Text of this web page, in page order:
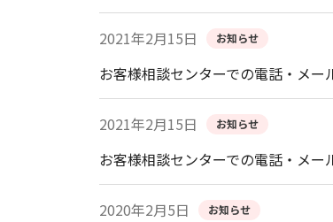
2021年2月15日 お知らせ
お客様相談センターでの電話・メ
2021年2月15日 お知らせ
お客様相談センターでの電話・メ
2020年2月5日 お知らせ